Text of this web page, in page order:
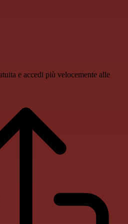
e accedi più velocemente alle